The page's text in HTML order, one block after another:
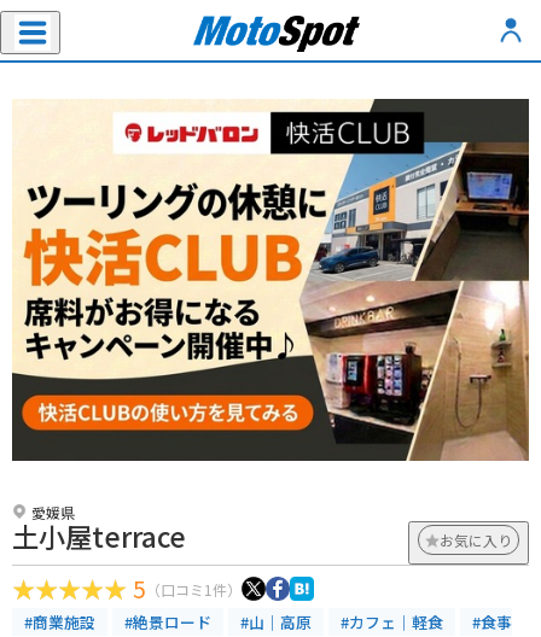
愛媛県
土小屋terrace お気に入り
5 （口コミ1件）
#商業施設 #絶景ロード #山｜高原 #カフェ｜軽食
#食事